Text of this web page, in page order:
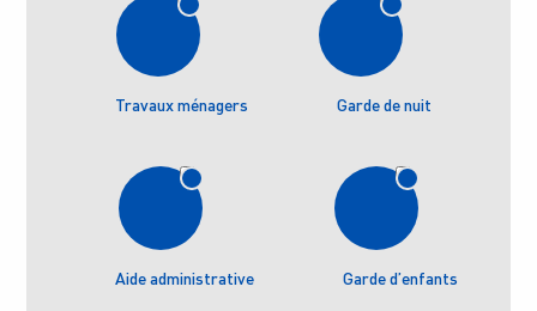
Travaux ménagers Garde de nuit
Aide administrative Garde d’enfants